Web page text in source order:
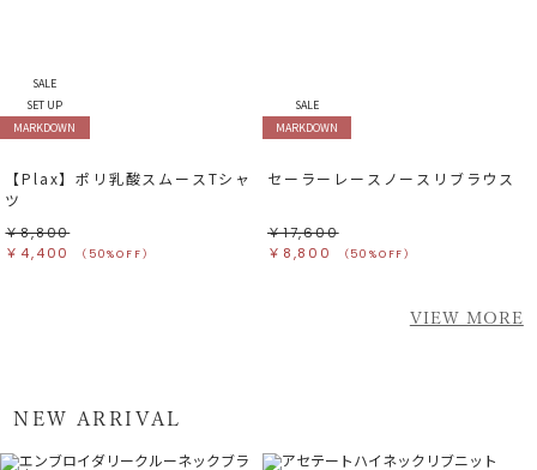
SALE
SET UP
MARKDOWN
【Plax】ポリ乳酸スムースTシャ
ツ
￥8,800
￥4,400
（50%OFF）
SALE
MARKDOWN
セーラーレースノースリブラウス
￥17,600
￥8,800
（50%OFF）
VIEW MORE
NEW ARRIVAL